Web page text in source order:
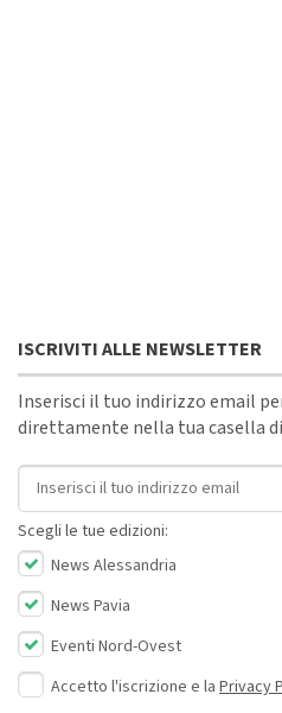
ISCRIVITI ALLE NEWSLETTER
Inserisci il tuo indirizzo email
direttamente nella tua casella
Indirizzo email
Scegli le tue edizioni:
News Alessandria
News Pavia
Eventi Nord-Ovest
Accetto l'iscrizione e la Privacy